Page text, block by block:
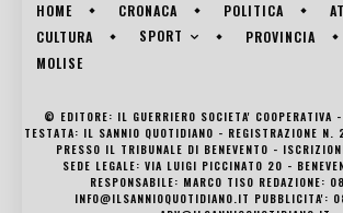
HOME CRONACA POLITICA
CULTURA
SPORT PROVINCIA
MOLISE
© EDITORE: IL GUERRIERO SOCIETA'
TESTATA: IL SANNIO QUOTIDIANO - REGISTRAZIONE
PRESSO IL TRIBUNALE DI BENEVENTO -
SEDE LEGALE: VIA LUIGI PICCINATO 20 -
RESPONSABILE: MARCO TISO REDAZIONE:
INFO@ILSANNIOQUOTIDIANO.IT